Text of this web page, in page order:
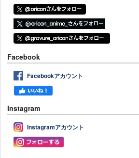
Facebook
Facebookアカウント
Instagram
Instagramアカウント